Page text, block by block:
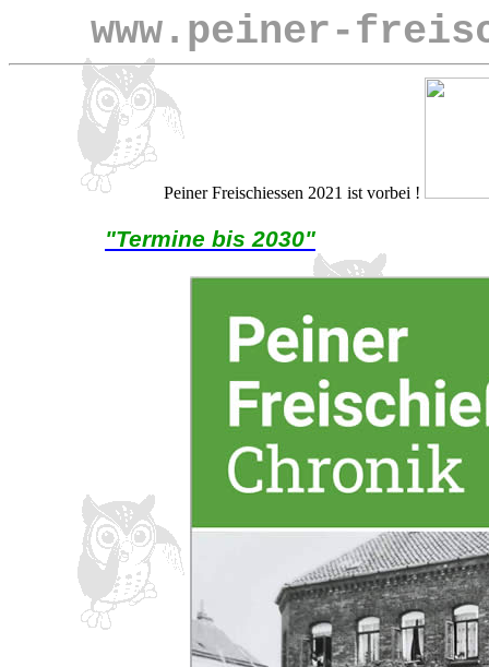
www.peiner-
Peiner Freischiessen 2021 ist vorbei !
"Termine bis 2030"